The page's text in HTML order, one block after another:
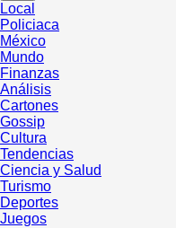
Local
Policiaca
México
Mundo
Finanzas
Análisis
Cartones
Gossip
Cultura
Tendencias
Ciencia y Salud
Turismo
Deportes
Juegos